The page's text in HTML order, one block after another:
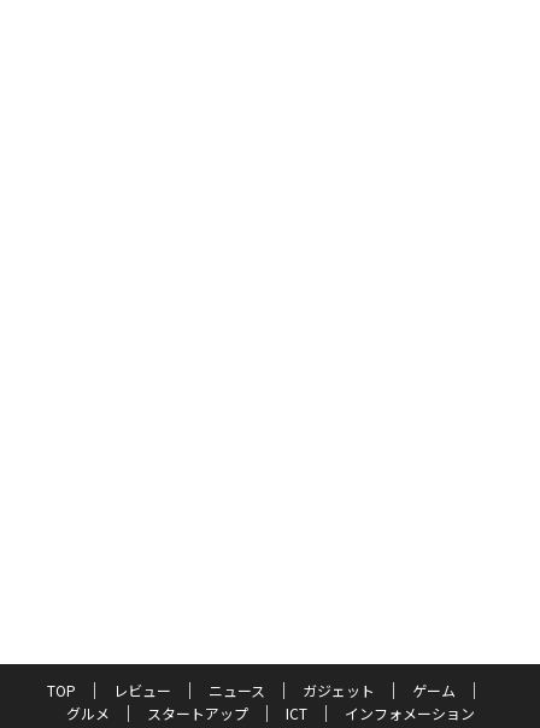
TOP レビュー ニュース ガジェット
ゲーム
グルメ
スタートアップ ICT インフォメーション